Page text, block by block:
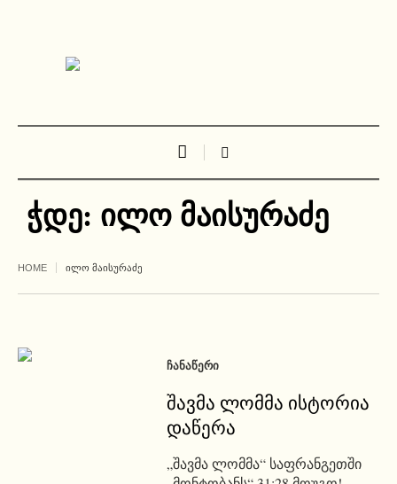
ჭდე: ილო მაისურაძე
HOME ᲘᲚᲝ ᲛᲐᲘᲡᲣᲠᲐᲫᲔ
ᲩᲐᲜᲐᲬᲔᲠᲘ
შავმა ლომმა ისტორია
დაწერა
„შავმა ლომმა“ საფრანგეთში